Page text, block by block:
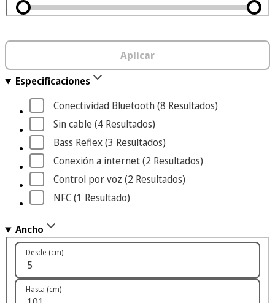
Aplicar
Especificaciones
Conectividad Bluetooth (8 Resultados)
Sin cable (4 Resultados)
Bass Reflex (3 Resultados)
Conexión a internet (2 Resultados)
Control por voz (2 Resultados)
NFC (1 Resultado)
Ancho
Desde (cm)
Hasta (cm)